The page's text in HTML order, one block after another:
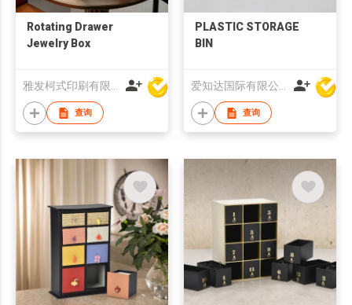
Rotating Drawer
Jewelry Box
雅发柯式印刷有限公司
查询
PLASTIC STORAGE
BIN
爱知达国际有限公司
查询